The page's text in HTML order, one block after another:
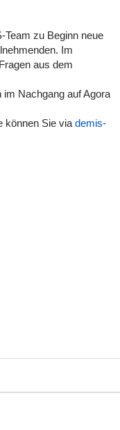
Team zu Beginn neue
Im
aus dem
Nachgang auf Agora
können Sie via demis-